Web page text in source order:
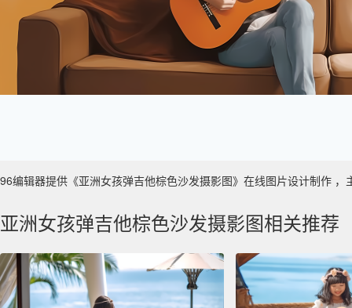
96编辑器提供《亚洲女孩弹吉他棕色沙发摄影图》在线图片设计制作
亚洲女孩弹吉他棕色沙发摄影图相关推荐